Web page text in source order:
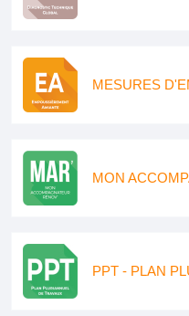
MESURES
MON
PPT - PLAN